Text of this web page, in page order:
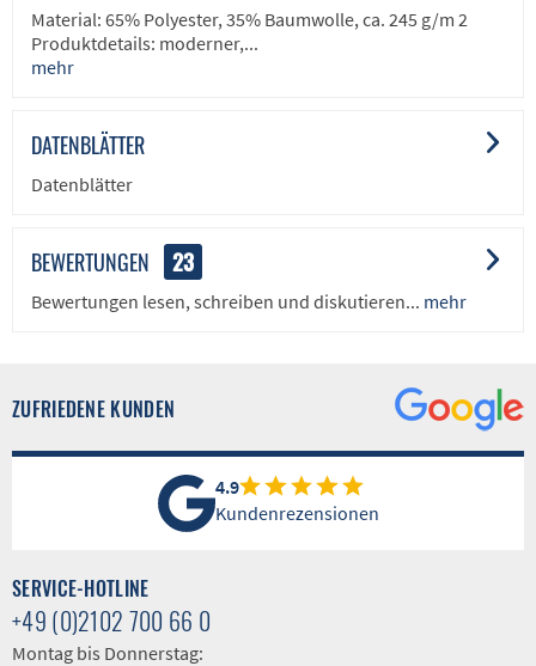
Material: 65% Polyester, 35% Baumwolle, ca. 245 g/m 2
Produktdetails: moderner,...
mehr
DATENBLÄTTER
Datenblätter
BEWERTUNGEN 23
Bewertungen lesen, schreiben und diskutieren... mehr
ZUFRIEDENE KUNDEN
4.9
Kundenrezensionen
SERVICE-HOTLINE
+49 (0)2102 700 66 0
Montag bis Donnerstag: